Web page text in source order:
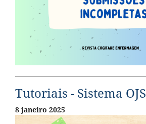
Tutoriais - Sistema OJS
8 janeiro 2025